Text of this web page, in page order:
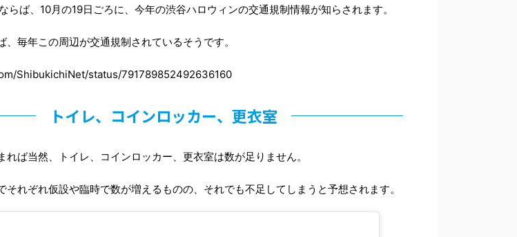
らば、10月の19日ごろに、今年の渋谷ハロウィンの交通規制情報が知らされます。
、毎年この周辺が交通規制されているそうです。
ShibukichiNet/status/791789852492636160
トイレ、コインロッカー、更衣室
れば当然、トイレ、コインロッカー、更衣室は数が足りません。
それぞれ仮設や臨時で数が増えるものの、それでも不足してしまうと予想されます。